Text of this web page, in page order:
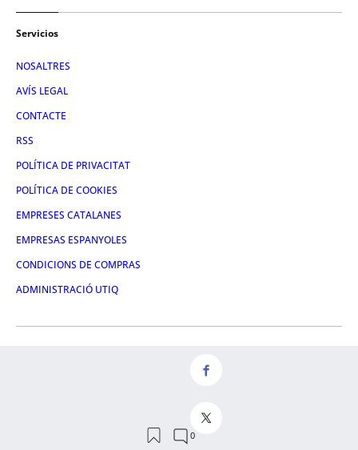
Servicios
NOSALTRES
AVÍS LEGAL
CONTACTE
RSS
POLÍTICA DE PRIVACITAT
POLÍTICA DE COOKIES
EMPRESES CATALANES
EMPRESAS ESPANYOLES
CONDICIONS DE COMPRAS
ADMINISTRACIÓ UTIQ